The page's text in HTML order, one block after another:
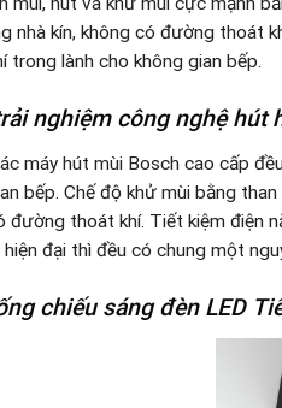
nhà kín, không có đường thoát
trong lành cho không gian bếp.
nghiệm công nghệ hút
máy hút mùi Bosch cao cấp
bếp. Chế độ khử mùi bằng
đường thoát khí. Tiết kiệm điện
đại thì đều có chung một
chiếu sáng đèn LED